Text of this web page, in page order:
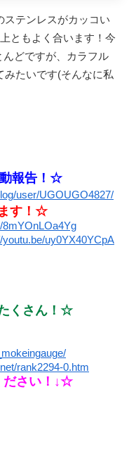
ステンレスがカッコい
ともよく合います！ 今
どですが、カラフル
みたいです(そんなに私
報告！☆
user/UGOUGO4827/
す！☆
8mYOnLOa4Yg
youtu.be/uy0YX40YCpA
くさん！☆
rank2294-0.htm
ださい！↓☆